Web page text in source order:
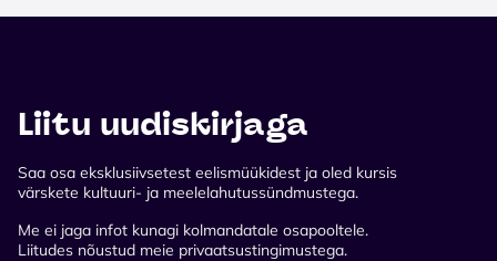
Liitu uudiskirjaga
Saa osa eksklusiivsetest eelismüükidest ja oled kursis
värskete kultuuri- ja meelelahutussündmustega.
Me ei jaga infot kunagi kolmandatale osapooltele.
Liitudes nõustud meie privaatsustingimustega.